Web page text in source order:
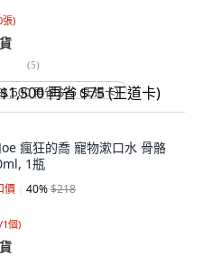
張)
(5)
再省 $75 (王道卡)
瘋狂的喬 寵物漱口水 骨骼
1瓶
價 40%$218
1個)